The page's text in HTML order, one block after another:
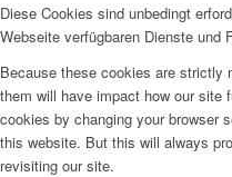
Diese Cookies sind unbedingt
Webseite verfügbaren Dienste und
Because these cookies are strictly
them will have impact how our site
cookies by changing your browser
this website. But this will always
revisiting our site.